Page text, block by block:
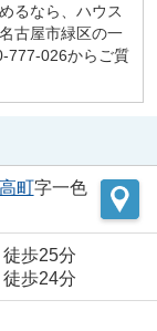
るなら、ハウス
古屋市緑区の一
777-026からご質
町字一色
徒歩25分
徒歩24分